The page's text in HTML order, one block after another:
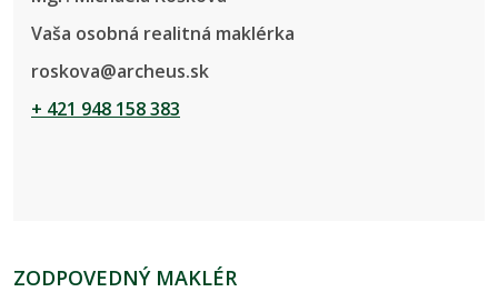
Vaša osobná realitná maklérka
roskova@archeus.sk
+ 421 948 158 383
ZODPOVEDNÝ MAKLÉR